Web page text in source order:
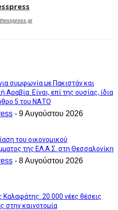
συμφωνία με Πακιστάν και
Αραβία: Είναι, επί της ουσίας, ίδια
5 του ΝΑΤΟ
- 9 Αυγούστου 2026
του οικονομικού
της ΕΛ.Α.Σ. στη Θεσσαλονίκη
- 8 Αυγούστου 2026
Καλαφάτης: 20.000 νέες θέσεις
στην καινοτομία